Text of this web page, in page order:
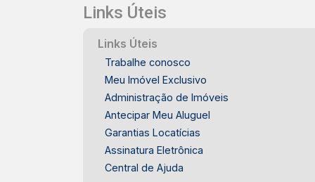
comércios, serviços e facilidades do
dia a dia IDEAL PARA - Famílias que
buscam segurança e qualidade de vida
- Quem valoriza lazer completo dentro
de casa - Casais que desejam espaço
para receber amigos e familiares -
Pessoas que procuram amplo terreno
em condomínio fechado - Compradores
que desejam investir em um imóvel
diferenciado no Vila Verde Esta
residência reúne conforto, lazer e
Links Úteis
Links Úteis
Trabalhe conosco
Meu Imóvel Exclusivo
Administração de Imóveis
Antecipar Meu Aluguel
Garantias Locatícias
Assinatura Eletrônica
Central de Ajuda